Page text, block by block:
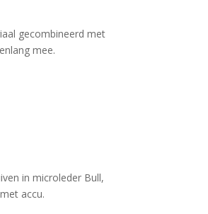
gecombineerd met
mee.
in microleder Bull,
accu.